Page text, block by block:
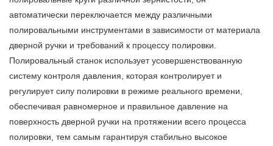
автоматически переключается между различными
полировальными инструментами в зависимости от материала
дверной ручки и требований к процессу полировки.
Полировальный станок использует усовершенствованную
систему контроля давления, которая контролирует и
регулирует силу полировки в режиме реального времени,
обеспечивая равномерное и правильное давление на
поверхность дверной ручки на протяжении всего процесса
полировки, тем самым гарантируя стабильно высокое